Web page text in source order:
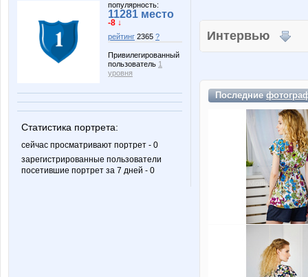
популярность:
11281 место
-8 ↓
рейтинг 2365 ?
Привилегированный
пользователь 1
уровня
Статистика портрета:
сейчас просматривают портрет - 0
зарегистрированные пользователи
посетившие портрет за 7 дней - 0
Интервью
Последние